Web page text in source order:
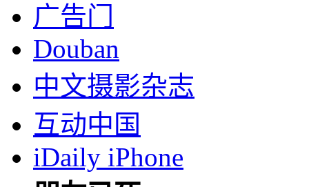
广告门
Douban
中文摄影杂志
互动中国
iDaily iPhone